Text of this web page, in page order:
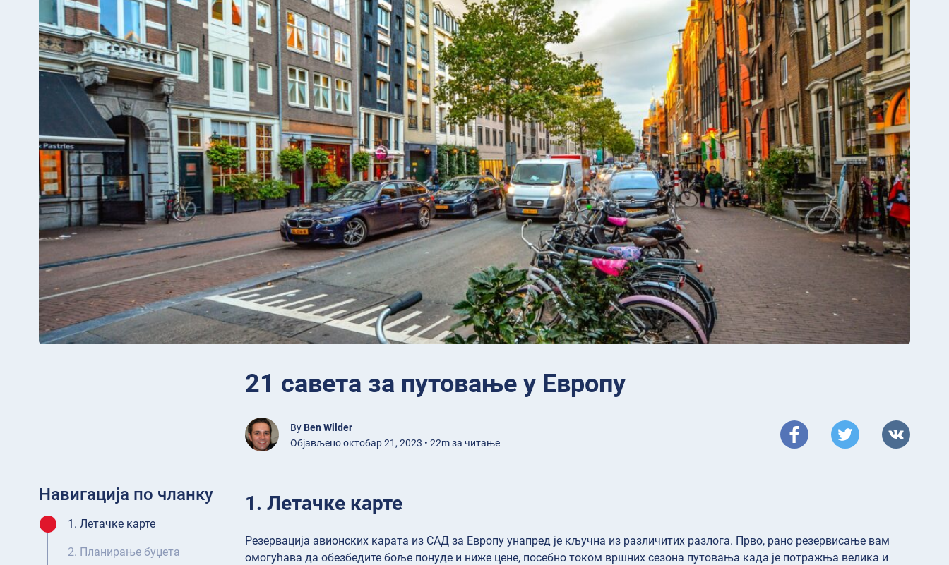
21 савета за путовање у Европу
By Ben Wilder
Објављено октобар 21, 2023 • 22m за читање
Навигација по чланку
1. Летачке карте
2. Планирање буџета
1. Летачке карте
Резервација авионских карата из САД за Европу унапред је кључна из различитих разлога. Прво, рано резервисање вам
омогућава да обезбедите боље понуде и ниже цене, посебно током вршних сезона путовања када је потражња велика и